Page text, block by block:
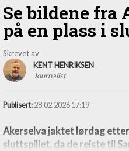
Se bildene fra
på en plass i
Skrevet av
KENT HENRIKSEN
Journalist
Publisert: 28.02.2026 17:19
Akerselva jaktet lørdag
sluttspillet, da de reiste til